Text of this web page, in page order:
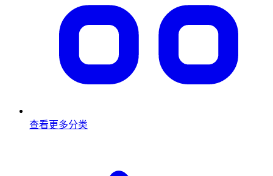
查看更多分类